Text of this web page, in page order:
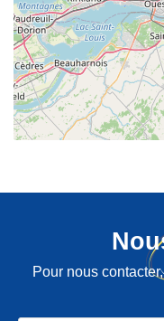
Pour nous